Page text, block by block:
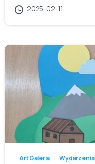
2025-02-11
Art Galeria Wydarzenia